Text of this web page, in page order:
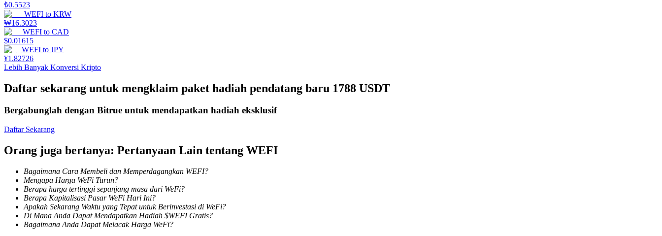
Menghasilkan
Babi Kekuatan
Dapatkan imbalan kompetitif setiap hari
₺0.5523
WEFI to KRW
₩16.3023
WEFI to CAD
$0.01615
WEFI to JPY
¥1.82726
Lebih Banyak Konversi Kripto
Daftar sekarang untuk mengklaim paket hadiah pendatang baru 1788 USDT
Bergabunglah dengan Bitrue untuk mendapatkan hadiah eksklusif
Daftar Sekarang
Orang juga bertanya: Pertanyaan Lain tentang WEFI
Bagaimana Cara Membeli dan Memperdagangkan WEFI?
Mengapa Harga WeFi Turun?
Berapa harga tertinggi sepanjang masa dari WeFi?
Berapa Kapitalisasi Pasar WeFi Hari Ini?
Apakah Sekarang Waktu yang Tepat untuk Berinvestasi di WeFi?
Di Mana Anda Dapat Mendapatkan Hadiah $WEFI Gratis?
Bagaimana Anda Dapat Melacak Harga WeFi?